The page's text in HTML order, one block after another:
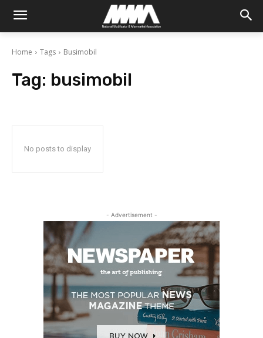
Home Tags Busimobil
Tag: busimobil
No posts to display
- Advertisement -